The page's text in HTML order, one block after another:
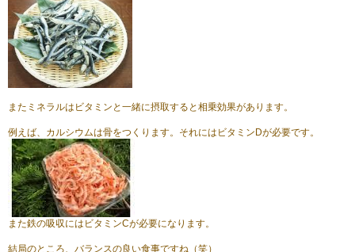
またミネラルはビタミンと一緒に摂取すると相乗効果があります。
例えば、カルシウムは骨をつくります。それにはビタミンDが必要です。
また鉄の吸収にはビタミンCが必要になります。
結局のところ、バランスの良い食事ですね（笑）